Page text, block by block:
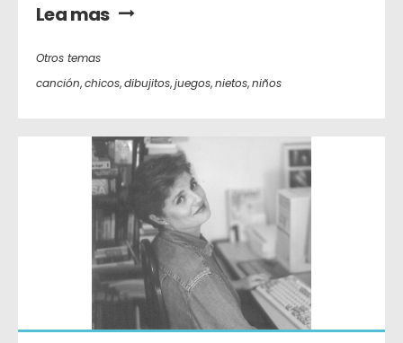
Lea mas
Otros temas
canción,chicos,dibujitos,juegos,nietos,niños